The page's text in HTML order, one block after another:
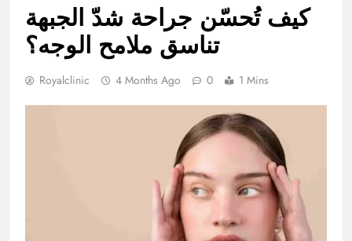
كيف تُحسّن جراحة شدّ الجبهة
تناسق ملامح الوجه؟
Royalclinic 4 Months Ago 0 1 Mins